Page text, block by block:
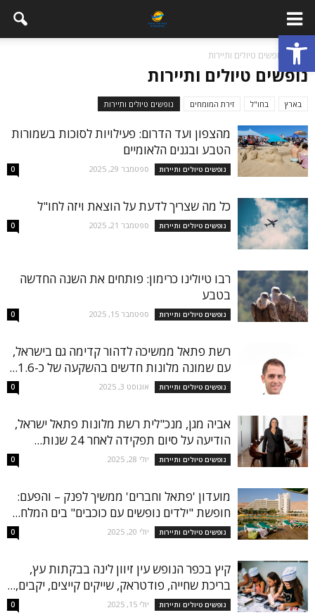
פתח סרגל נגישות
בית נופשים טיולים ותיירות
נופשים טיולים ותיירות
בארץ בחו"ל זירת המומחים נופשים טיולים ותיירות
מהצפון ועד הדרום: פעילויות לסוכות בשמורות
הטבע ובגנים הלאומיים
נופשים טיולים ותיירות ספטמבר 29, 2025 0
כל מה שצריך לדעת על הוצאת ויזה לחו"ל
נופשים טיולים ותיירות ספטמבר 21, 2025 0
רבו טיולינו כרימון: פותחים את השנה החדשה
בטבע
נופשים טיולים ותיירות ספטמבר 15, 2025 0
רשת פתאל ממשיכה לדהור קדימה גם בישראל,
עם שמונה מלונות חדשים בהשקעה של כ-1.6...
נופשים טיולים ותיירות אוגוסט 3, 2025 0
אביה מגן, מנכ"לית רשת מלונות פתאל ישראל,
הודיעה על סיום תפקידה לאחר 24 שנות...
נופשים טיולים ותיירות יולי 28, 2025 0
מועדון 'פתאל וחברים' ממשיך לפנק – והפעם:
חופשת "ילדים נופשים עם כוכבים" בים המלח...
נופשים טיולים ותיירות יולי 20, 2025 0
קיץ בכפר הנופש עין זיוון לינה בבקתות עץ,
בריכת שחייה, פודטראק, שייקים קייצים, יקבים,...
נופשים טיולים ותיירות יולי 15, 2025 0